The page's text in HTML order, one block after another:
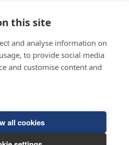
this site
and analyse information on
to provide social media
and customise content and
all cookies
Hulp op afstand